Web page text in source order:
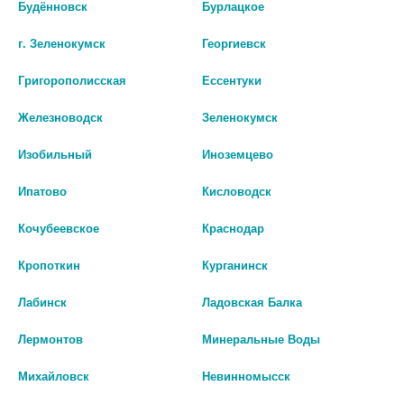
130Г. (CONSUMED)
489
Спеццена
Будённовск Бурлацкое
г. Зеленокумск Георгиевск
Григорополисская Ессентуки
Железноводск Зеленокумск
Изобильный Иноземцево
Ипатово Кисловодск
Кочубеевское Краснодар
Кропоткин Курганинск
Лабинск Ладовская Балка
Лермонтов Минеральные Воды
Михайловск Невинномысск